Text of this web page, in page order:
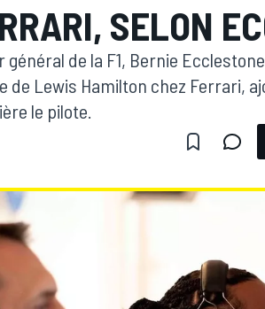
SELON
de la F1, Bernie
de Lewis Hamilton chez Ferrari,
le pilote.